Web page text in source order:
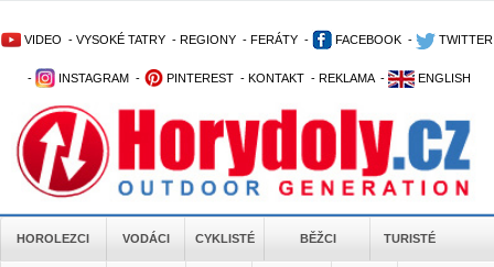
VIDEO - VYSOKÉ TATRY - REGIONY - FERÁTY - FACEBOOK - TWITTER
- INSTAGRAM - PINTEREST - KONTAKT - REKLAMA - ENGLISH
HOROLEZCI VODÁCI CYKLISTÉ BĚŽCI TURISTÉ